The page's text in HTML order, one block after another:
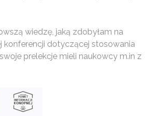
wiedzę, jaką zdobyłam na
konferencji dotyczącej stosowania
prelekcje mieli naukowcy m.in z